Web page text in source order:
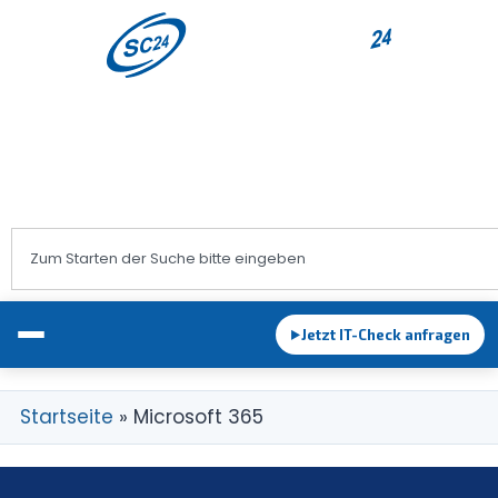
EDV-Betreuung
►Jetzt IT-Check anfragen
Startseite » Microsoft 365